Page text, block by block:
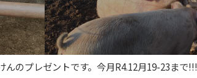
のプレゼントです。今月R4.12月19-23まで!!!